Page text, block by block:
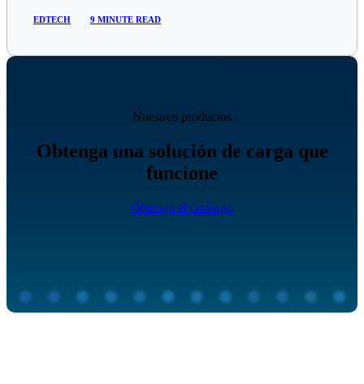
EDTECH 9 MINUTE READ
Nuestros productos
Obtenga una solución de carga que
funcione
Obtenga el catálogo